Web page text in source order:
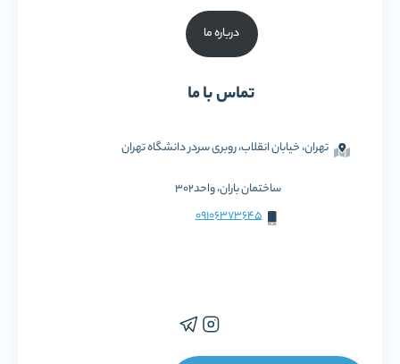
درباره ما
تماس با ما
تهران، خیابان انقلاب، روبری سردر دانشگاه تهران
ساختمان باران، واحد302
09106373645